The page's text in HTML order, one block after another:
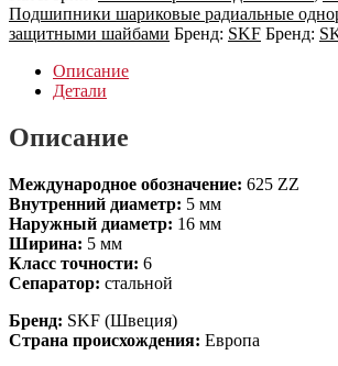
625-
2Z
[5*16*5]
SKF
Подшипники шариковые радиальные
защитными шайбами Бренд: SKF Бренд:
Описание
Детали
Описание
Международное обозначение: 625 ZZ
Внутренний диаметр: 5 мм
Наружный диаметр: 16 мм
Ширина: 5 мм
Класс точности: 6
Сепаратор: стальной
Бренд: SKF (Швеция)
Страна происхождения: Европа